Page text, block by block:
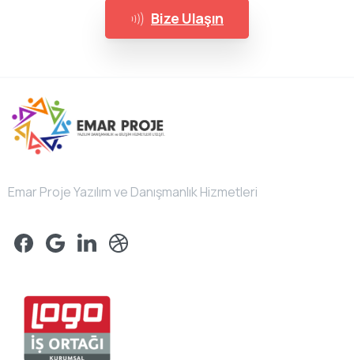
Bize Ulaşın
Emar Proje Yazılım ve Danışmanlık Hizmetleri